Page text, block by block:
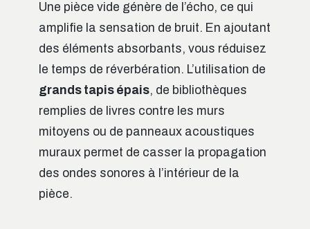
Une pièce vide génère de l’écho, ce qui
amplifie la sensation de bruit. En ajoutant
des éléments absorbants, vous réduisez
le temps de réverbération. L’utilisation de
grands tapis épais, de bibliothèques
remplies de livres contre les murs
mitoyens ou de panneaux acoustiques
muraux permet de casser la propagation
des ondes sonores à l’intérieur de la
pièce.